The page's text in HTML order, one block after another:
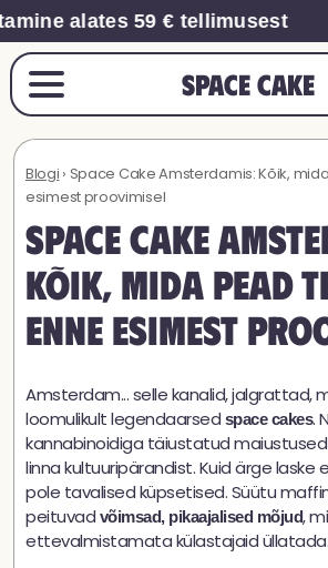
alates 59 € tellimusest
Space Cake
Blogi › Space Cake Amsterdamis: Kõik,
esimest proovimisel
Space Cake
Kõik, mida pead
enne esimest
Amsterdam... selle kanalid, jalgrattad,
loomulikult legendaarsed space cakes.
kannabinoidiga täiustatud
linna kultuuripärandist. Kuid ärge
pole tavalised küpsetised. Süütu
peituvad võimsad, pikaajalised mõjud,
ettevalmistamata külastajaid üllatada.